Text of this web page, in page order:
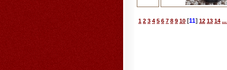
1 2 3 4 5 6 7 8 9 10 [11] 12 13 14